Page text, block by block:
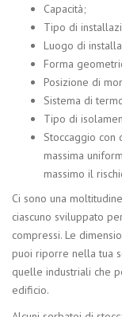
Capacità;
Tipo di
Luogo di
Forma
Posizione di
Sistema di
Tipo di
Stoccaggio con
massima
massimo il
Ci sono una
ciascuno sviluppato
compressi. Le
puoi riporre nella tua
quelle industriali che
edificio.